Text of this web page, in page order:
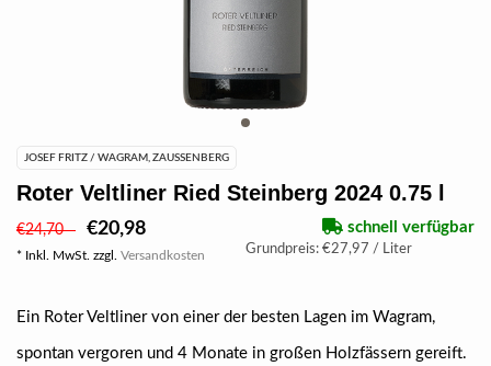
JOSEF FRITZ / WAGRAM, ZAUSSENBERG
Roter Veltliner Ried Steinberg 2024 0.75 l
€24,70 €20,98
* Inkl. MwSt. zzgl. Versandkosten
schnell verfügbar
Grundpreis: €27,97 / Liter
Ein Roter Veltliner von einer der besten Lagen im Wagram,
spontan vergoren und 4 Monate in großen Holzfässern gereift.